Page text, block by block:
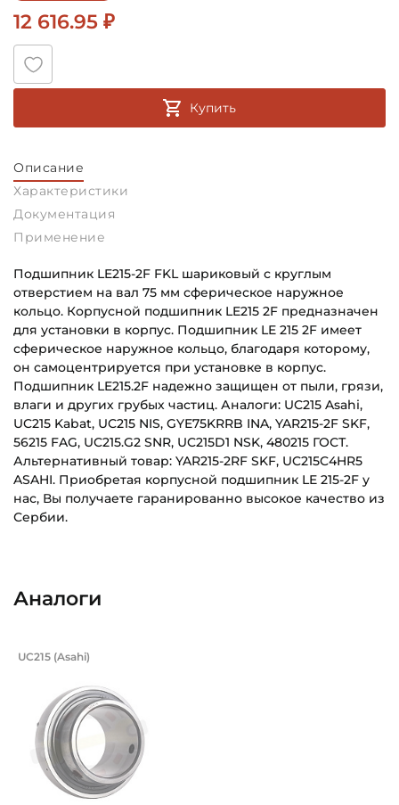
12 616.95 ₽
Купить
Описание
Характеристики
Применение
Документация
Подшипник LE215-2F FKL шариковый с круглым
отверстием на вал 75 мм сферическое наружное
кольцо. Корпусной подшипник LE215 2F предназначен
для установки в корпус. Подшипник LE 215 2F имеет
сферическое наружное кольцо, благодаря которому,
он самоцентрируется при установке в корпус.
Подшипник LE215.2F надежно защищен от пыли, грязи,
влаги и других грубых частиц. Аналоги: UC215 Asahi,
UC215 Kabat, UC215 NIS, GYE75KRRB INA, YAR215-2F SKF,
56215 FAG, UC215.G2 SNR, UC215D1 NSK, 480215 ГОСТ.
Альтернативный товар: YAR215-2RF SKF, UC215C4HR5
ASAHI. Приобретая корпусной подшипник LE 215-2F у
нас, Вы получаете гаранированно высокое качество из
Сербии.
Наружный диаметр (D):
Ширина внутреннего кольца (B):
Ширина наружного кольца (С):
29 мм
Ширина в сборе (Монтажная):
Категория:
Аналоги
Подшипник 75х130х77,8/30 мм,
UC215 (Asahi)